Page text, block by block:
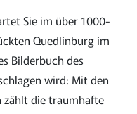
Sie im über 1000-
Quedlinburg im
Bilderbuch des
wird: Mit den
zählt die traumhafte